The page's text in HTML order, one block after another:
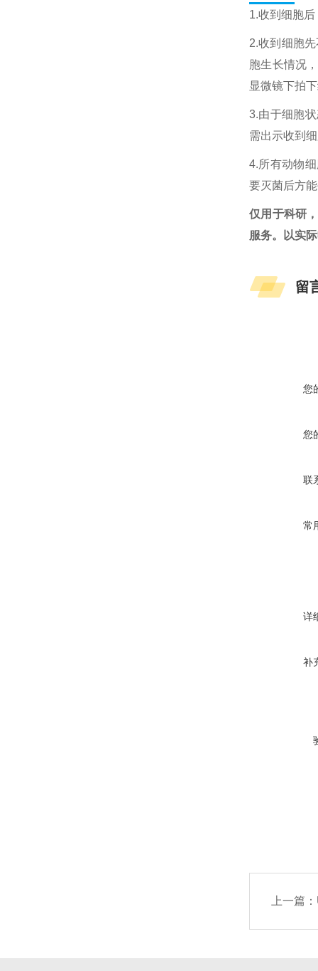
1.收到细胞
2.收到细胞
胞生长情况
显微镜下拍
3.由于细胞
需出示收到
4.所有动物
要灭菌后方
仅用于科研
服务。以实
留
您
您
联
常
详
补
上一篇：